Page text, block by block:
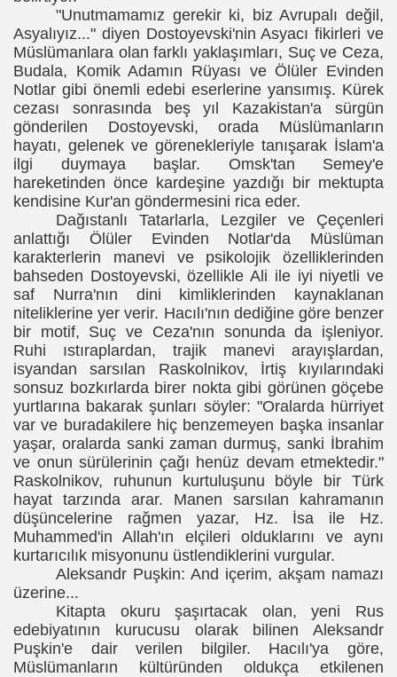
"Unutmamamız gerekir ki, biz Avrupalı değil,
Asyalıyız..." diyen Dostoyevski'nin Asyacı fikirleri ve
Müslümanlara olan farklı yaklaşımları, Suç ve Ceza,
Budala, Komik Adamın Rüyası ve Ölüler Evinden
Notlar gibi önemli edebi eserlerine yansımış. Kürek
cezası sonrasında beş yıl Kazakistan'a sürgün
gönderilen Dostoyevski, orada Müslümanların
hayatı, gelenek ve görenekleriyle tanışarak İslam'a
ilgi duymaya başlar. Omsk'tan Semey'e
hareketinden önce kardeşine yazdığı bir mektupta
kendisine Kur'an göndermesini rica eder.
Dağıstanlı Tatarlarla, Lezgiler ve Çeçenleri
anlattığı Ölüler Evinden Notlar'da Müslüman
karakterlerin manevi ve psikolojik özelliklerinden
bahseden Dostoyevski, özellikle Ali ile iyi niyetli ve
saf Nurra'nın dini kimliklerinden kaynaklanan
niteliklerine yer verir. Hacılı'nın dediğine göre benzer
bir motif, Suç ve Ceza'nın sonunda da işleniyor.
Ruhi ıstıraplardan, trajik manevi arayışlardan,
isyandan sarsılan Raskolnikov, İrtiş kıyılarındaki
sonsuz bozkırlarda birer nokta gibi görünen göçebe
yurtlarına bakarak şunları söyler: "Oralarda hürriyet
var ve buradakilere hiç benzemeyen başka insanlar
yaşar, oralarda sanki zaman durmuş, sanki İbrahim
ve onun sürülerinin çağı henüz devam etmektedir."
Raskolnikov, ruhunun kurtuluşunu böyle bir Türk
hayat tarzında arar. Manen sarsılan kahramanın
düşüncelerine rağmen yazar, Hz. İsa ile Hz.
Muhammed'in Allah'ın elçileri olduklarını ve aynı
kurtarıcılık misyonunu üstlendiklerini vurgular.
Aleksandr Puşkin: And içerim, akşam namazı
üzerine...
Kitapta okuru şaşırtacak olan, yeni Rus
edebiyatının kurucusu olarak bilinen Aleksandr
Puşkin'e dair verilen bilgiler. Hacılı'ya göre,
Müslümanların kültüründen oldukça etkilenen
in der russischen Literatur“